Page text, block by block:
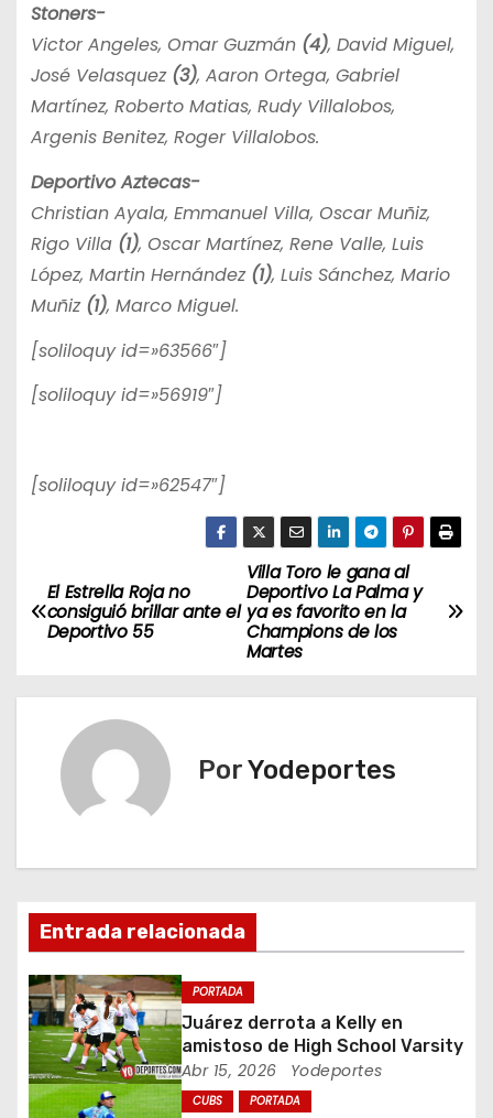
Stoners-
Victor Angeles, Omar Guzmán (4), David Miguel,
José Velasquez (3), Aaron Ortega, Gabriel
Martínez, Roberto Matias, Rudy Villalobos,
Argenis Benitez, Roger Villalobos.
Deportivo Aztecas-
Christian Ayala, Emmanuel Villa, Oscar Muñiz,
Rigo Villa(1), Oscar Martínez, Rene Valle, Luis
López, Martin Hernández (1), Luis Sánchez, Mario
Muñiz (1), Marco Miguel.
[soliloquy id=»63566″]
[soliloquy id=»56919″]
[soliloquy id=»62547″]
N
a
c
i
ó
n
d
e
Villa Toro le gana al
Deportivo La Palma y
ya es favorito en la
Champions de los
Martes
El Estrella Roja no
consiguió brillar ante el
Deportivo 55
PorYodeportes
Entrada relacionada
PORTADA
Juárez derrota a Kelly en
amistoso de High School Varsity
Abr 15, 2026 Yodeportes
CUBS PORTADA